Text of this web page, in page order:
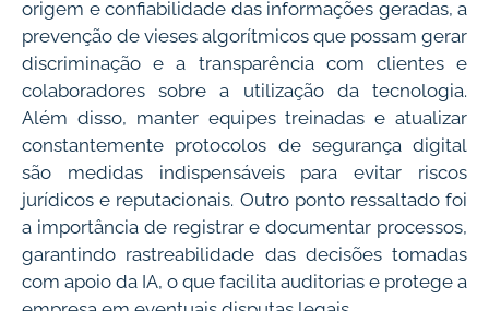
origem e confiabilidade das informações geradas, a
prevenção de vieses algorítmicos que possam gerar
discriminação e a transparência com clientes e
colaboradores sobre a utilização da tecnologia.
Além disso, manter equipes treinadas e atualizar
constantemente protocolos de segurança digital
são medidas indispensáveis para evitar riscos
jurídicos e reputacionais. Outro ponto ressaltado foi
a importância de registrar e documentar processos,
garantindo rastreabilidade das decisões tomadas
com apoio da IA, o que facilita auditorias e protege a